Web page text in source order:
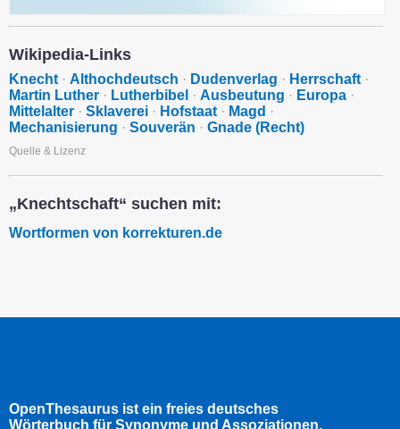
Wikipedia-Links
Knecht · Althochdeutsch · Dudenverlag · Herrschaft ·
Martin Luther · Lutherbibel · Ausbeutung · Europa ·
Mittelalter · Sklaverei · Hofstaat · Magd ·
Mechanisierung · Souverän · Gnade (Recht)
Quelle & Lizenz
„Knechtschaft“ suchen mit:
Wortformen von korrekturen.de
OpenThesaurus ist ein freies deutsches
Wörterbuch für Synonyme und Assoziationen.